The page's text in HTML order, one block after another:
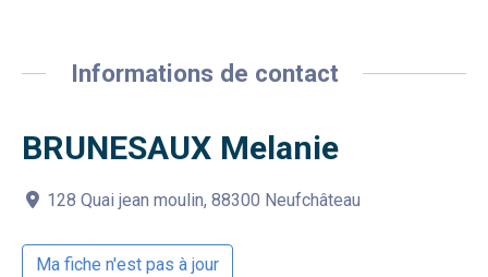
Informations de contact
BRUNESAUX Melanie
128 Quai jean moulin, 88300 Neufchâteau
Ma fiche n'est pas à jour